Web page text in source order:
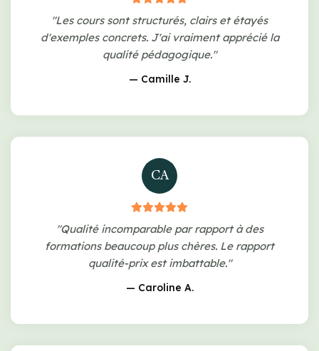
"Les cours sont structurés, clairs et étayés
d'exemples concrets. J'ai vraiment apprécié la
qualité pédagogique."
— Camille J.
CA
"Qualité incomparable par rapport à des
formations beaucoup plus chères. Le rapport
qualité-prix est imbattable."
— Caroline A.